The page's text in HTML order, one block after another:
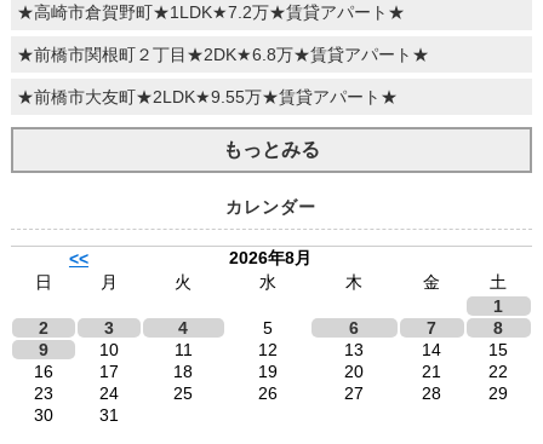
★高崎市倉賀野町★1LDK★7.2万★賃貸アパート★
★前橋市関根町２丁目★2DK★6.8万★賃貸アパート★
★前橋市大友町★2LDK★9.55万★賃貸アパート★
もっとみる
カレンダー
<<
2026年8月
日
月 火 水 木 金
土
1
2
3 4 5 6 7
8
9
10 11 12 13 14
15
16
17 18 19 20 21
22
23
24 25 26 27 28
29
30
31